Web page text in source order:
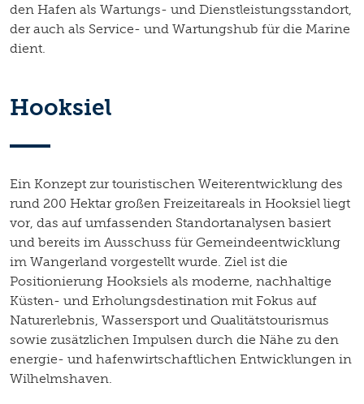
den Hafen als Wartungs- und Dienstleistungsstandort,
der auch als Service- und Wartungshub für die Marine
dient.
Hooksiel
Ein Konzept zur touristischen Weiterentwicklung des
rund 200 Hektar großen Freizeitareals in Hooksiel liegt
vor, das auf umfassenden Standortanalysen basiert
und bereits im Ausschuss für Gemeindeentwicklung
im Wangerland vorgestellt wurde. Ziel ist die
Positionierung Hooksiels als moderne, nachhaltige
Küsten- und Erholungsdestination mit Fokus auf
Naturerlebnis, Wassersport und Qualitätstourismus
sowie zusätzlichen Impulsen durch die Nähe zu den
energie- und hafenwirtschaftlichen Entwicklungen in
Wilhelmshaven.